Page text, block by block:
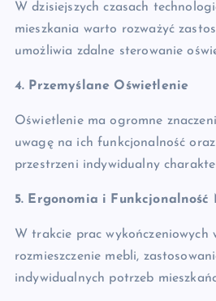
W dzisiejszych czasach
mieszkania warto rozważyć
umożliwia zdalne sterowanie
4. Przemyślane Oświetlenie
Oświetlenie ma ogromne
uwagę na ich funkcjonalność
przestrzeni indywidualny
5. Ergonomia i Funkcjonalność
W trakcie prac
rozmieszczenie mebli,
indywidualnych potrzeb